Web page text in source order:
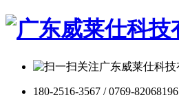
180-2516-3567 / 0769-82068196